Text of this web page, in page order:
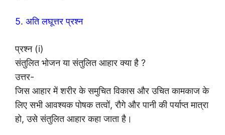
5. अति लघूत्तर प्रश्न
प्रश्न (i)
संतुलित भोजन या संतुलित आहार क्या है ?
उत्तर-
जिस आहार में शरीर के समुचित विकास और उचित कामकाज के
लिए सभी आवश्यक पोषक तत्वों, रौगे और पानी की पर्याप्त मात्रा
हो, उसे संतुलित आहार कहा जाता है।